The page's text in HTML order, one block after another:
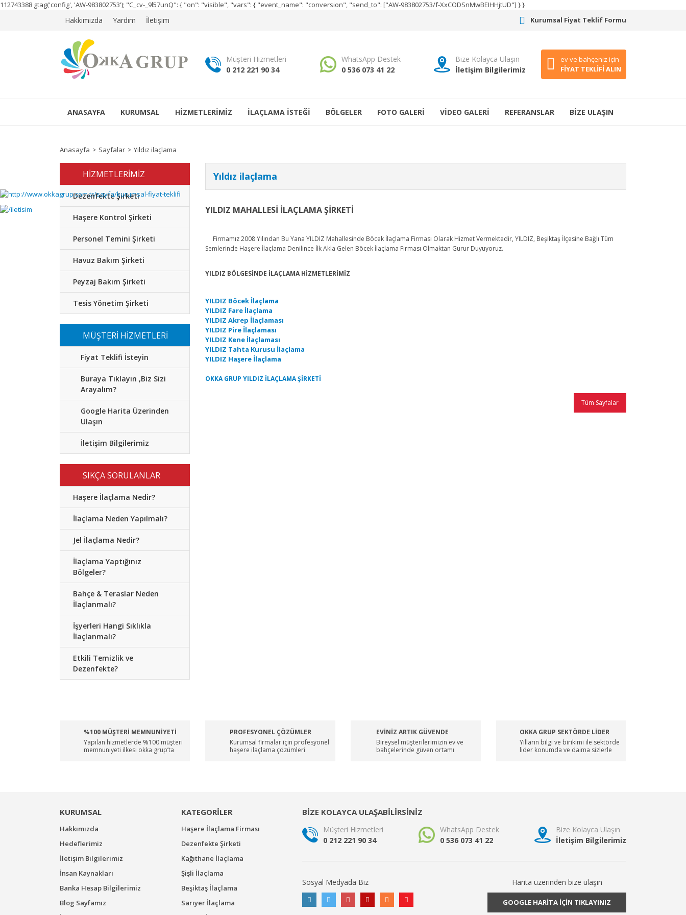
112743388 gtag('config', 'AW-983802753'); "C_cv-_9l57unQ": { "on": "visible", "vars": { "event_name": "conversion", "send_to": ["AW-983802753/f-XxCODSnMwBEIHHjtUD"] } }
Hakkımızda Yardım İletişim Kurumsal Fiyat Teklif Formu
Müşteri Hizmetleri
0 212 221 90 34
WhatsApp Destek
0 536 073 41 22
Bize Kolayca Ulaşın
İletişim Bilgilerimiz
ev ve bahçeniz için
FİYAT TEKLİFİ ALIN
ANASAYFA KURUMSAL HİZMETLERİMİZ İLAÇLAMA İSTEĞİ BÖLGELER FOTO GALERİ VİDEO GALERİ REFERANSLAR BİZE ULAŞIN
Anasayfa Sayfalar Yıldız ilaçlama
HİZMETLERİMİZ
Dezenfekte Şirketi
Haşere Kontrol Şirketi
Personel Temini Şirketi
Havuz Bakım Şirketi
Peyzaj Bakım Şirketi
Tesis Yönetim Şirketi
MÜŞTERİ HİZMETLERİ
Fiyat Teklifi İsteyin
Buraya Tıklayın ,Biz Sizi
Arayalım?
Google Harita Üzerinden
Ulaşın
İletişim Bilgilerimiz
SIKÇA SORULANLAR
Haşere İlaçlama Nedir?
İlaçlama Neden Yapılmalı?
Jel İlaçlama Nedir?
İlaçlama Yaptığınız
Bölgeler?
Bahçe & Teraslar Neden
İlaçlanmalı?
İşyerleri Hangi Sıklıkla
İlaçlanmalı?
Etkili Temizlik ve
Dezenfekte?
Yıldız ilaçlama
YILDIZ MAHALLESİ İLAÇLAMA ŞİRKETİ
Firmamız 2008 Yılından Bu Yana YILDIZ Mahallesinde Böcek İlaçlama Firması Olarak Hizmet Vermektedir, YILDIZ, Beşiktaş İlçesine Bağlı Tüm
Semlerinde Haşere İlaçlama Denilince İlk Akla Gelen Böcek İlaçlama Firması Olmaktan Gurur Duyuyoruz.
YILDIZ BÖLGESİNDE İLAÇLAMA HİZMETLERİMİZ
YILDIZ Böcek İlaçlama
YILDIZ Fare İlaçlama
YILDIZ Akrep İlaçlaması
YILDIZ Pire İlaçlaması
YILDIZ Kene İlaçlaması
YILDIZ Tahta Kurusu İlaçlama
YILDIZ Haşere İlaçlama
OKKA GRUP YILDIZ İLAÇLAMA ŞİRKETİ
Tüm Sayfalar
%100 MÜŞTERİ MEMNUNİYETİ
Yapılan hizmetlerde %100 müşteri
memnuniyeti ilkesi okka grup’ta
PROFESYONEL ÇÖZÜMLER
Kurumsal firmalar için profesyonel
haşere ilaçlama çözümleri
EVİNİZ ARTIK GÜVENDE
Bireysel müşterilerimizin ev ve
bahçelerinde güven ortamı
OKKA GRUP SEKTÖRDE LİDER
Yılların bilgi ve birikimi ile sektörde
lider konumda ve daima sizlerle
KURUMSAL
Hakkımızda
Hedeflerimiz
İletişim Bilgilerimiz
İnsan Kaynakları
Banka Hesap Bilgilerimiz
Blog Sayfamız
KATEGORİLER
Haşere İlaçlama Firması
Dezenfekte Şirketi
Kağıthane İlaçlama
Şişli İlaçlama
Beşiktaş İlaçlama
Sarıyer İlaçlama
BİZE KOLAYCA ULAŞABİLİRSİNİZ
Müşteri Hizmetleri
0 212 221 90 34
WhatsApp Destek
0 536 073 41 22
Bize Kolayca Ulaşın
İletişim Bilgilerimiz
Sosyal Medyada Biz Harita üzerinden bize ulaşın
GOOGLE HARİTA İÇİN TIKLAYINIZ